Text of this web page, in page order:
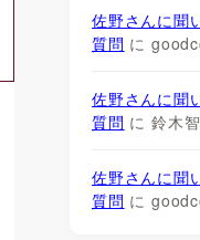
佐野さんに聞
質問 に
佐野さんに聞
質問 に鈴木智
佐野さんに聞
質問 に